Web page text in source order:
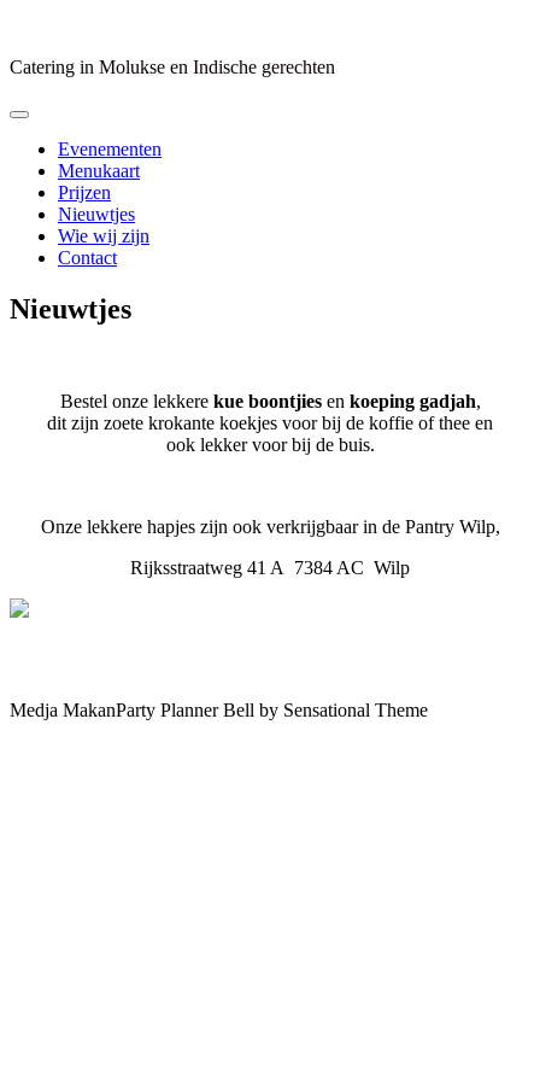
content
Catering in Molukse en Indische gerechten
Evenementen
Menukaart
Prijzen
Nieuwtjes
Wie wij zijn
Contact
Nieuwtjes
Bestel onze lekkere kue boontjiesen koeping gadjah,
dit zijn zoete krokante koekjes voor bij de koffie of thee en
ook lekker voor bij de buis.
Onze lekkere hapjes zijn ook verkrijgbaar in de Pantry Wilp,
Rijksstraatweg 41 A 7384 AC Wilp
Medja MakanParty Planner Bell by Sensational Theme